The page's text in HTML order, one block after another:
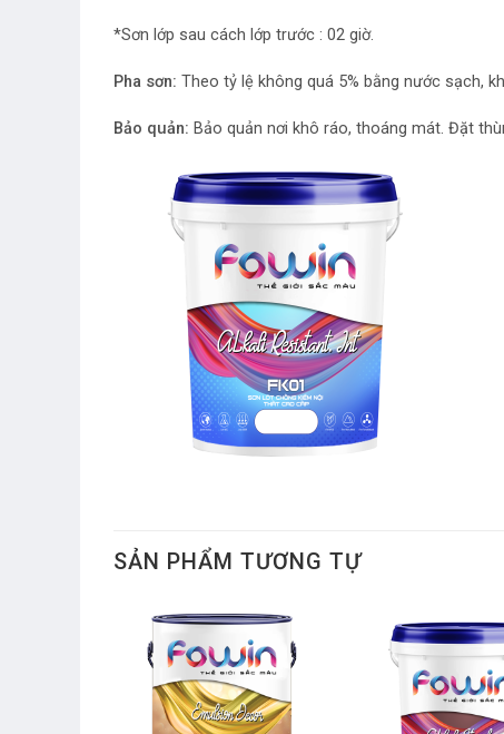
*Sơn lớp sau cách lớp trước : 02 giờ.
Pha sơn: Theo tỷ lệ không quá 5% bằng nước sạch,
Bảo quản: Bảo quản nơi khô ráo, thoáng mát. Đặt
SẢN PHẨM TƯƠNG TỰ